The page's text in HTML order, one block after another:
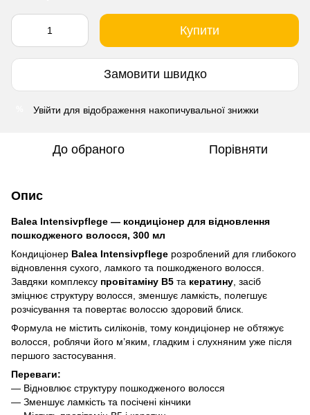
Купити
Замовити швидко
Увійти для відображення накопичувальної знижки
До обраного Порівняти
Опис
Balea Intensivpflege — кондиціонер для відновлення
пошкодженого волосся, 300 мл
Кондиціонер Balea Intensivpflege розроблений для глибокого
відновлення сухого, ламкого та пошкодженого волосся.
Завдяки комплексу провітаміну B5 та кератину , засіб
зміцнює структуру волосся, зменшує ламкість, полегшує
розчісування та повертає волоссю здоровий блиск.
Формула не містить силіконів, тому кондиціонер не обтяжує
волосся, роблячи його м’яким, гладким і слухняним уже після
першого застосування.
Переваги:
— Відновлює структуру пошкодженого волосся
— Зменшує ламкість та посічені кінчики